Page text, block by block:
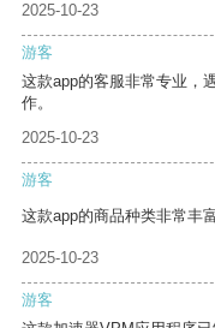
2025-10-23
游客
这款app的客服非常专业，
作。
2025-10-23
游客
这款app的商品种类非常丰
2025-10-23
游客